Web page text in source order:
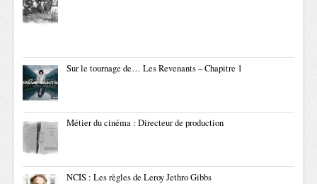
Sur le tournage de… Les Revenants – Chapitre 1
Métier du cinéma : Directeur de production
NCIS : Les règles de Leroy Jethro Gibbs